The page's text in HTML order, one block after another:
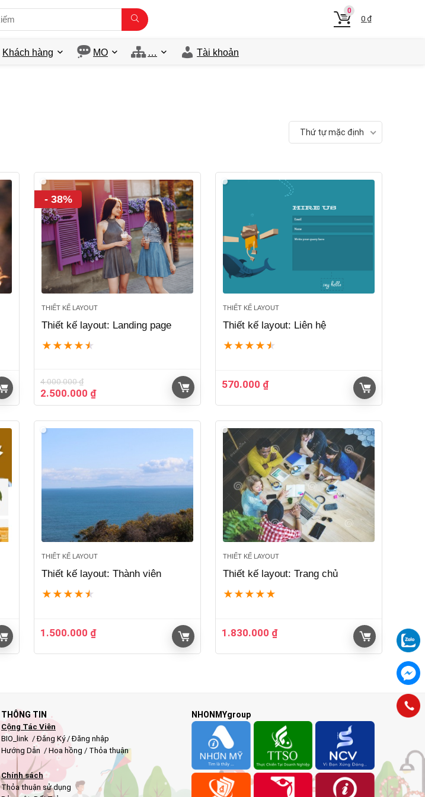
0
0 ₫
Khách hàng MO … Tài khoản
Thứ tự mặc định
- 38%
THIẾT KẾ LAYOUT
Thiết kế layout: Landing page
★ ★ ★ ★ ★
4.000.000₫
Giá
gốc
4.000.000 ₫.
2.500.000 ₫Giá
hiện
là:
THIẾT KẾ LAYOUT
Thiết kế layout: Liên hệ
★ ★ ★ ★ ★
570.000 ₫
THIẾT KẾ LAYOUT
Thiết kế layout: Thành viên
★ ★ ★ ★ ★
1.500.000 ₫
THIẾT KẾ LAYOUT
Thiết kế layout: Trang chủ
★ ★ ★ ★ ★
1.830.000 ₫
THÔNG TIN
Cộng Tác Viên
BIO_link /Đăng Ký /Đăng nhập
Hướng Dẫn / Hoa hồng /Thỏa thuận
Chính sách
Thỏa thuận sử dụng
NHONMYgroup